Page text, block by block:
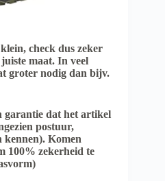
check dus zeker
maat. In veel
groter nodig dan bijv.
garantie dat het artikel
postuur,
kennen). Komen
100% zekerheid te